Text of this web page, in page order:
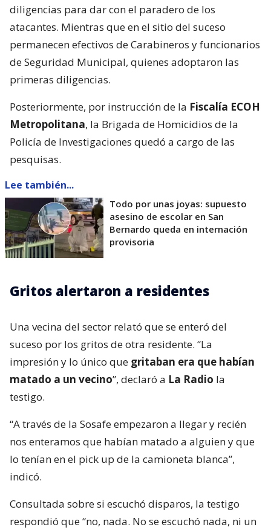
diligencias para dar con el paradero de los
atacantes. Mientras que en el sitio del suceso
permanecen efectivos de Carabineros y funcionarios
de Seguridad Municipal, quienes adoptaron las
primeras diligencias.
Posteriormente, por instrucción de la Fiscalía ECOH
Metropolitana, la Brigada de Homicidios de la
Policía de Investigaciones quedó a cargo de las
pesquisas.
Lee también...
Todo por unas joyas: supuesto
asesino de escolar en San
Bernardo queda en internación
provisoria
Gritos alertaron a residentes
Una vecina del sector relató que se enteró del
suceso por los gritos de otra residente. “La
impresión y lo único que gritaban era que habían
matado a un vecino”, declaró a La Radio la
testigo.
“A través de la Sosafe empezaron a llegar y recién
nos enteramos que habían matado a alguien y que
lo tenían en el pick up de la camioneta blanca”,
indicó.
Consultada sobre si escuchó disparos, la testigo
respondió que “no, nada. No se escuchó nada, ni un